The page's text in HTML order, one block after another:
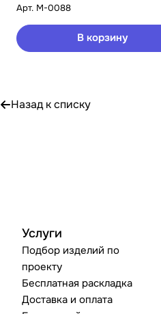
Арт. M-0088
В корзину
Назад к списку
Услуги
Подбор изделий по
проекту
Бесплатная раскладка
Доставка и оплата